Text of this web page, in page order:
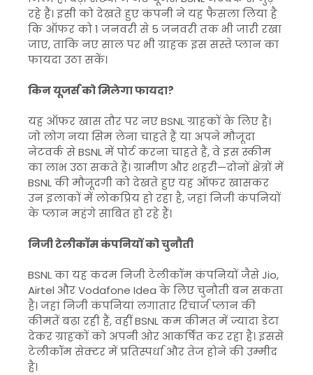
रहे हैं। इसी को देखते हुए कंपनी ने यह फैसला लिया है
कि ऑफर को 1 जनवरी से 5 जनवरी तक भी जारी रखा
जाए, ताकि नए साल पर भी ग्राहक इस सस्ते प्लान का
फायदा उठा सकें।
किन यूजर्स को मिलेगा फायदा?
यह ऑफर खास तौर पर नए BSNL ग्राहकों के लिए है।
जो लोग नया सिम लेना चाहते हैं या अपने मौजूदा
नेटवर्क से BSNL में पोर्ट करना चाहते हैं, वे इस स्कीम
का लाभ उठा सकते हैं। ग्रामीण और शहरी—दोनों क्षेत्रों में
BSNL की मौजूदगी को देखते हुए यह ऑफर खासकर
उन इलाकों में लोकप्रिय हो रहा है, जहां निजी कंपनियों
के प्लान महंगे साबित हो रहे हैं।
निजी टेलीकॉम कंपनियों को चुनौती
BSNL का यह कदम निजी टेलीकॉम कंपनियों जैसे Jio,
Airtel और Vodafone Idea के लिए चुनौती बन सकता
है। जहां निजी कंपनियां लगातार रिचार्ज प्लान की
कीमतें बढ़ा रही हैं, वहीं BSNL कम कीमत में ज्यादा डेटा
देकर ग्राहकों को अपनी ओर आकर्षित कर रहा है। इससे
टेलीकॉम सेक्टर में प्रतिस्पर्धा और तेज होने की उम्मीद
है।